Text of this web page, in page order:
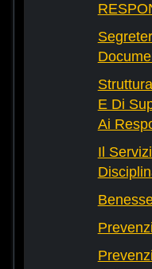
E Di
Ai
Il